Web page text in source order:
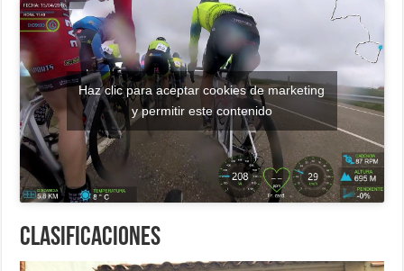
Haz clic para aceptar cookies de marketing
y permitir este contenido
Clasificaciones